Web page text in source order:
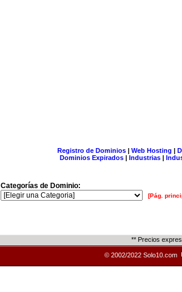
Registro de Dominios| Web Hosting |
Dominios Expirados | Industrias |
Categorías de Dominio:
[Pág.
** Precios
© 2002/2022 Solo10.com